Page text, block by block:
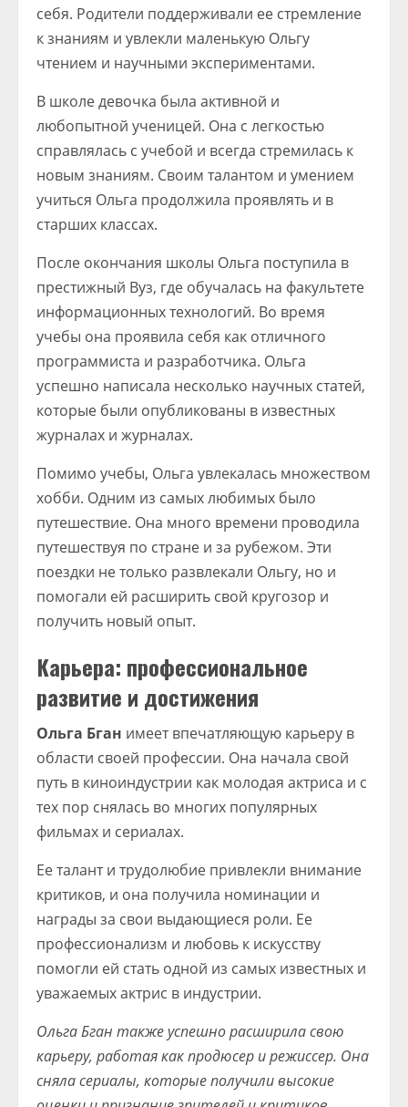
себя. Родители поддерживали ее стремление
к знаниям и увлекли маленькую Ольгу
чтением и научными экспериментами.
В школе девочка была активной и
любопытной ученицей. Она с легкостью
справлялась с учебой и всегда стремилась к
новым знаниям. Своим талантом и умением
учиться Ольга продолжила проявлять и в
старших классах.
После окончания школы Ольга поступила в
престижный Вуз, где обучалась на факультете
информационных технологий. Во время
учебы она проявила себя как отличного
программиста и разработчика. Ольга
успешно написала несколько научных статей,
которые были опубликованы в известных
журналах и журналах.
Помимо учебы, Ольга увлекалась множеством
хобби. Одним из самых любимых было
путешествие. Она много времени проводила
путешествуя по стране и за рубежом. Эти
поездки не только развлекали Ольгу, но и
помогали ей расширить свой кругозор и
получить новый опыт.
Карьера: профессиональное
развитие и достижения
Ольга Бган имеет впечатляющую карьеру в
области своей профессии. Она начала свой
путь в киноиндустрии как молодая актриса и с
тех пор снялась во многих популярных
фильмах и сериалах.
Ее талант и трудолюбие привлекли внимание
критиков, и она получила номинации и
награды за свои выдающиеся роли. Ее
профессионализм и любовь к искусству
помогли ей стать одной из самых известных и
уважаемых актрис в индустрии.
Ольга Бган также успешно расширила свою
карьеру, работая как продюсер и режиссер. Она
сняла сериалы, которые получили высокие